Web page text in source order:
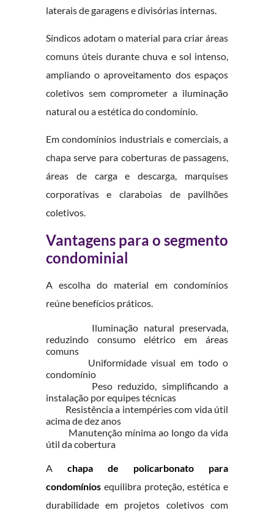
laterais de garagens e divisórias internas.
Síndicos adotam o material para criar áreas
comuns úteis durante chuva e sol intenso,
ampliando o aproveitamento dos espaços
coletivos sem comprometer a iluminação
natural ou a estética do condomínio.
Em condomínios industriais e comerciais, a
chapa serve para coberturas de passagens,
áreas de carga e descarga, marquises
corporativas e claraboias de pavilhões
coletivos.
Vantagens para o segmento
condominial
A escolha do material em condomínios
reúne benefícios práticos.
Iluminação natural preservada,
reduzindo consumo elétrico em áreas
comuns
Uniformidade visual em todo o
condomínio
Peso reduzido, simplificando a
instalação por equipes técnicas
Resistência a intempéries com vida útil
acima de dez anos
Manutenção mínima ao longo da vida
útil da cobertura
A chapa de policarbonato para
condomíniosequilibra proteção, estética e
durabilidade em projetos coletivos com